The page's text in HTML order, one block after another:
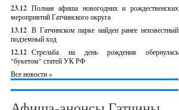
23.12 Полная афиша новогодних и рождественских
мероприятий Гатчинского округа
13.12 В Гатчинском парке найден ранее неизвестный
подземный ход
12.12 Стрельба на день рождения обернулась
"букетом" статей УК РФ
Все новости »